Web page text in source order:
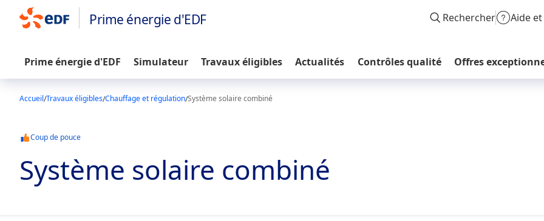
Prime énergie d'EDF Rechercher Aide
Prime énergie d'EDF Simulateur Travaux éligibles Actualités Contrôles qualité Offres
Accueil Travaux éligibles Chauffage et régulation Système solaire combiné
Coup de pouce
Système solaire combiné